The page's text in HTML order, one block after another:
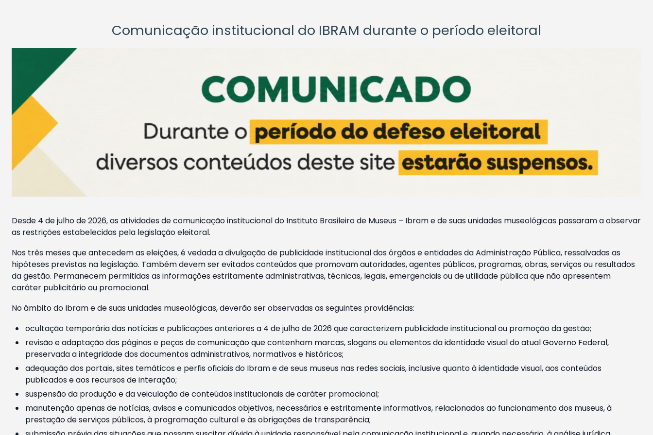
Comunicação institucional do IBRAM durante o período eleitoral
Desde 4 de julho de 2026, as atividades de comunicação institucional do Instituto Brasileiro de Museus – Ibram e de suas unidades museológicas passaram a observar
as restrições estabelecidas pela legislação eleitoral.
Nos três meses que antecedem as eleições, é vedada a divulgação de publicidade institucional dos órgãos e entidades da Administração Pública, ressalvadas as
hipóteses previstas na legislação. Também devem ser evitados conteúdos que promovam autoridades, agentes públicos, programas, obras, serviços ou resultados
da gestão. Permanecem permitidas as informações estritamente administrativas, técnicas, legais, emergenciais ou de utilidade pública que não apresentem
caráter publicitário ou promocional.
No âmbito do Ibram e de suas unidades museológicas, deverão ser observadas as seguintes providências:
ocultação temporária das notícias e publicações anteriores a 4 de julho de 2026 que caracterizem publicidade institucional ou promoção da gestão;
revisão e adaptação das páginas e peças de comunicação que contenham marcas, slogans ou elementos da identidade visual do atual Governo Federal,
preservada a integridade dos documentos administrativos, normativos e históricos;
adequação dos portais, sites temáticos e perfis oficiais do Ibram e de seus museus nas redes sociais, inclusive quanto à identidade visual, aos conteúdos
publicados e aos recursos de interação;
suspensão da produção e da veiculação de conteúdos institucionais de caráter promocional;
manutenção apenas de notícias, avisos e comunicados objetivos, necessários e estritamente informativos, relacionados ao funcionamento dos museus, à
prestação de serviços públicos, à programação cultural e às obrigações de transparência;